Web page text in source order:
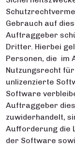
Gebrauch auf
Auftraggeber
Dritter. Hierbei
Personen, die im
Nutzungsrecht
unlizenzierte
Software
Auftraggeber
zuwiderhandelt,
Aufforderung die
der Software